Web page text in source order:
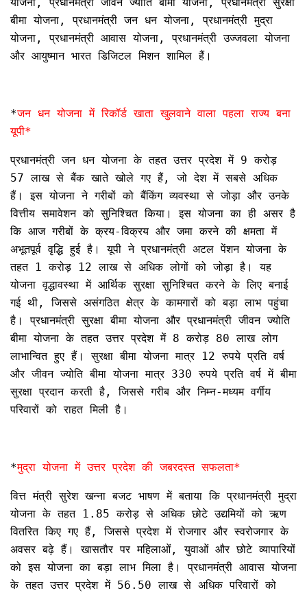
बीमा योजना, प्रधानमंत्री जन धन योजना, प्रधानमंत्री मुद्रा
योजना, प्रधानमंत्री आवास योजना, प्रधानमंत्री उज्जवला योजना
और आयुष्मान भारत डिजिटल मिशन शामिल हैं।
*जन धन योजना में रिकॉर्ड खाता खुलवाने वाला पहला राज्य बना
यूपी*
प्रधानमंत्री जन धन योजना के तहत उत्तर प्रदेश में 9 करोड़
57 लाख से बैंक खाते खोले गए हैं, जो देश में सबसे अधिक
हैं। इस योजना ने गरीबों को बैंकिंग व्यवस्था से जोड़ा और उनके
वित्तीय समावेशन को सुनिश्चित किया। इस योजना का ही असर है
कि आज गरीबों के क्रय-विक्रय और जमा करने की क्षमता में
अभूतपूर्व वृद्धि हुई है। यूपी ने प्रधानमंत्री अटल पेंशन योजना के
तहत 1 करोड़ 12 लाख से अधिक लोगों को जोड़ा है। यह
योजना वृद्धावस्था में आर्थिक सुरक्षा सुनिश्चित करने के लिए बनाई
गई थी, जिससे असंगठित क्षेत्र के कामगारों को बड़ा लाभ पहुंचा
है। प्रधानमंत्री सुरक्षा बीमा योजना और प्रधानमंत्री जीवन ज्योति
बीमा योजना के तहत उत्तर प्रदेश में 8 करोड़ 80 लाख लोग
लाभान्वित हुए हैं। सुरक्षा बीमा योजना मात्र 12 रुपये प्रति वर्ष
और जीवन ज्योति बीमा योजना मात्र 330 रुपये प्रति वर्ष में बीमा
सुरक्षा प्रदान करती है, जिससे गरीब और निम्न-मध्यम वर्गीय
परिवारों को राहत मिली है।
*मुद्रा योजना में उत्तर प्रदेश की जबरदस्त सफलता*
वित्त मंत्री सुरेश खन्ना बजट भाषण में बताया कि प्रधानमंत्री मुद्रा
योजना के तहत 1.85 करोड़ से अधिक छोटे उद्यमियों को ऋण
वितरित किए गए हैं, जिससे प्रदेश में रोजगार और स्वरोजगार के
अवसर बढ़े हैं। खासतौर पर महिलाओं, युवाओं और छोटे व्यापारियों
को इस योजना का बड़ा लाभ मिला है। प्रधानमंत्री आवास योजना
के तहत उत्तर प्रदेश में 56.50 लाख से अधिक परिवारों को